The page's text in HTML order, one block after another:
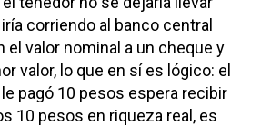
corriendo al banco central
el valor nominal a un cheque y
valor, lo que en sí es lógico: el
pagó 10 pesos espera recibir
10 pesos en riqueza real, es